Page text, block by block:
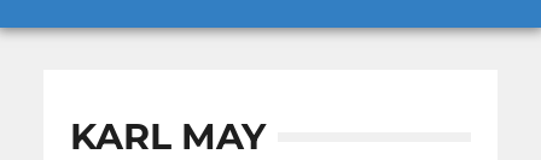
KARL MAY